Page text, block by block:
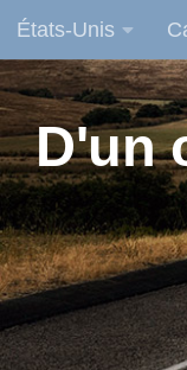
Skip to content
États-Unis
D'un